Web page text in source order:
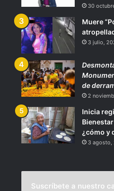
30
Muere
3 julio,
de
2
Inicia
¿cómo y
3 agosto,
Suscríbete a nuestro